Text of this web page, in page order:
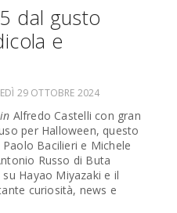
dal gusto
e
29 OTTOBRE 2024
Alfredo Castelli con gran
per Halloween, questo
Bacilieri e Michele
Russo di Buta
Hayao Miyazaki e il
curiosità, news e